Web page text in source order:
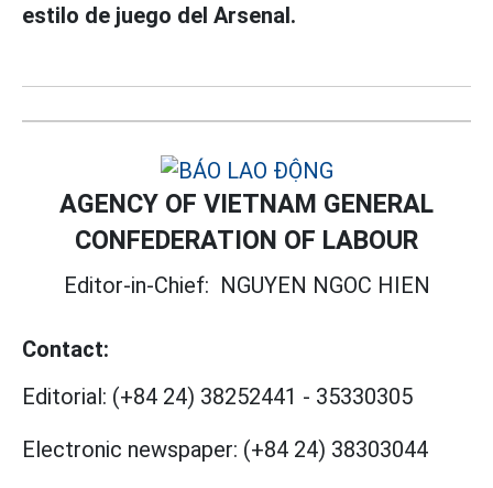
estilo de juego del Arsenal.
AGENCY OF VIETNAM GENERAL
CONFEDERATION OF LABOUR
Editor-in-Chief: NGUYEN NGOC HIEN
Contact:
Editorial: (+84 24) 38252441 - 35330305
Electronic newspaper: (+84 24) 38303044